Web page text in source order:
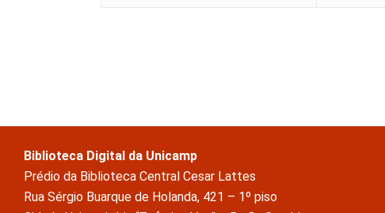
Biblioteca Digital da Unicamp
Prédio da Biblioteca Central Cesar Lattes
Rua Sérgio Buarque de Holanda, 421 – 1º piso